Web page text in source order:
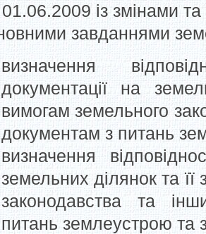
01.06.2009 із змінами
завданнями
визначення
документації на
вимогам земельного
документам з питань
визначення
земельних ділянок та
законодавства та
питань землеустрою та